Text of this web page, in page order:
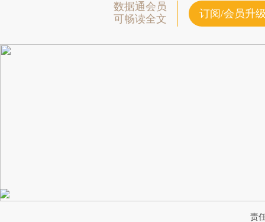
数据通会员
可畅读全文
订阅/会员升
责